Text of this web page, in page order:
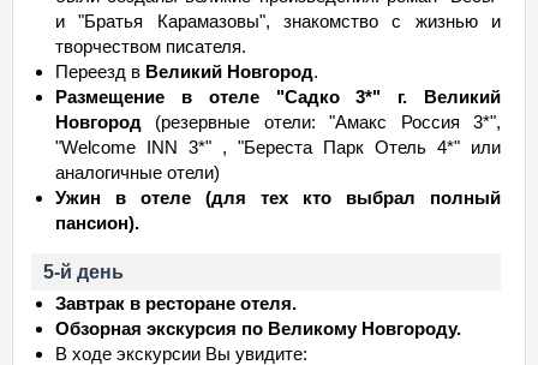
и "Братья Карамазовы", знакомство с жизнью и
творчеством писателя.
Переезд в Великий Новгород.
Размещение в отеле "Садко 3*" г. Великий
Новгород (резервные отели: "Амакс Россия 3*",
"Welcome INN 3*" , "Береста Парк Отель 4*" или
аналогичные отели)
Ужин в отеле (для тех кто выбрал полный
пансион).
5-й день
Завтрак в ресторане отеля.
Обзорная экскурсия по Великому Новгороду.
В ходе экскурсии Вы увидите: